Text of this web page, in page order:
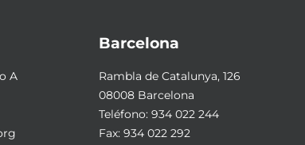
A
Barcelona
Rambla de Catalunya, 126
08008 Barcelona
Teléfono: 934 022 244
Fax: 934 022 292